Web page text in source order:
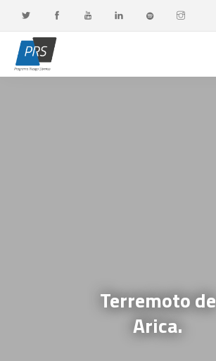
Terremoto de
Arica.